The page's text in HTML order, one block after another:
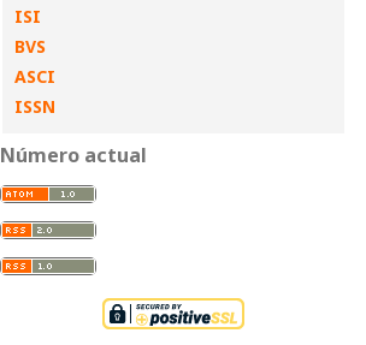
ISI
BVS
ASCI
ISSN
Número actual